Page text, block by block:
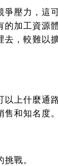
爭壓力，這
的加工資源
去，較難以
以上什麼通
售和知名度
戰。